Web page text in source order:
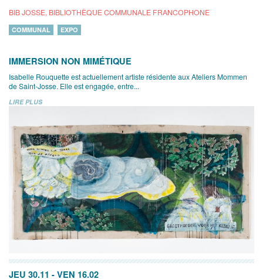
BIB JOSSE, BIBLIOTHÈQUE COMMUNALE FRANCOPHONE
COMMUNAL EXPO
IMMERSION NON MIMÉTIQUE
Isabelle Rouquette est actuellement artiste résidente aux Ateliers Mommen
de Saint-Josse. Elle est engagée, entre...
LIRE PLUS
JEU 30.11 - VEN 16.02